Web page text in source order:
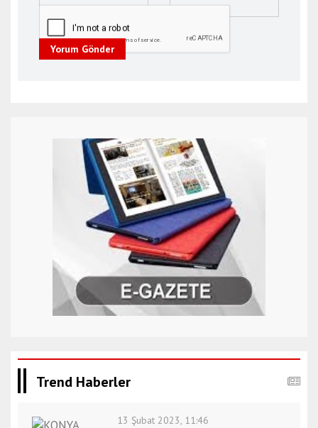
Yorum Gönder
Trend Haberler
13 Şubat 2023, 11:46